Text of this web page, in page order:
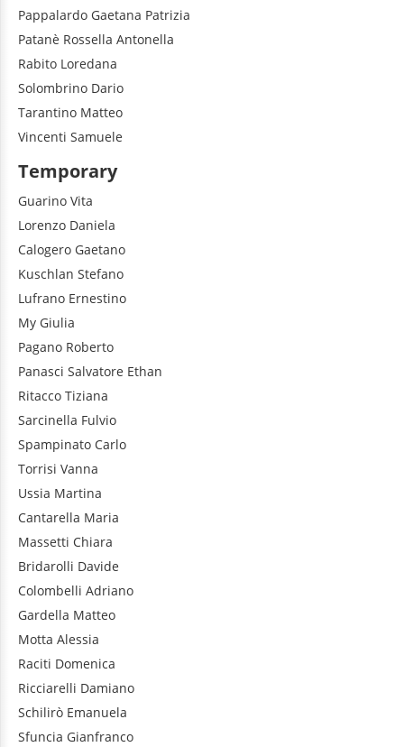
Pappalardo Gaetana Patrizia
Patanè Rossella Antonella
Rabito Loredana
Solombrino Dario
Tarantino Matteo
Vincenti Samuele
Temporary
Guarino Vita
Lorenzo Daniela
Calogero Gaetano
Kuschlan Stefano
Lufrano Ernestino
My Giulia
Pagano Roberto
Panasci Salvatore Ethan
Ritacco Tiziana
Sarcinella Fulvio
Spampinato Carlo
Torrisi Vanna
Ussia Martina
Cantarella Maria
Massetti Chiara
Bridarolli Davide
Colombelli Adriano
Gardella Matteo
Motta Alessia
Raciti Domenica
Ricciarelli Damiano
Schilirò Emanuela
Sfuncia Gianfranco